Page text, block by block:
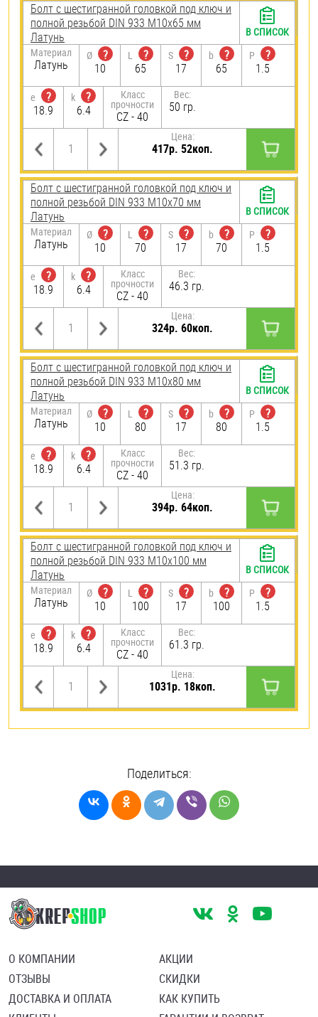
Болт с шестигранной головкой под ключ и
полной резьбой DIN 933 М10х65 мм
Латунь
Материал
Латунь
Ø
?
10
L
?
65
S
?
17
b
?
65
P
?
1.5
e
?
18.9
k
?
6.4
Класс
прочности
CZ - 40
Вес:
50 гр.
Цена:
417р. 52коп.
В СПИСОК
Болт с шестигранной головкой под ключ и
полной резьбой DIN 933 М10х70 мм
Латунь
Материал
Латунь
Ø
?
10
L
?
70
S
?
17
b
?
70
P
?
1.5
e
?
18.9
k
?
6.4
Класс
прочности
CZ - 40
Вес:
46.3 гр.
Цена:
324р. 60коп.
В СПИСОК
Болт с шестигранной головкой под ключ и
полной резьбой DIN 933 М10х80 мм
Латунь
Материал
Латунь
Ø
?
10
L
?
80
S
?
17
b
?
80
P
?
1.5
e
?
18.9
k
?
6.4
Класс
прочности
CZ - 40
Вес:
51.3 гр.
Цена:
394р. 64коп.
В СПИСОК
Болт с шестигранной головкой под ключ и
полной резьбой DIN 933 М10х100 мм
Латунь
Материал
Латунь
Ø
?
10
L
?
100
S
?
17
b
?
100
P
?
1.5
e
?
18.9
k
?
6.4
Класс
прочности
CZ - 40
Вес:
61.3 гр.
Цена:
1031р. 18коп.
В СПИСОК
Поделиться:
О КОМПАНИИ
ОТЗЫВЫ
ДОСТАВКА И ОПЛАТА
АКЦИИ
СКИДКИ
КАК КУПИТЬ